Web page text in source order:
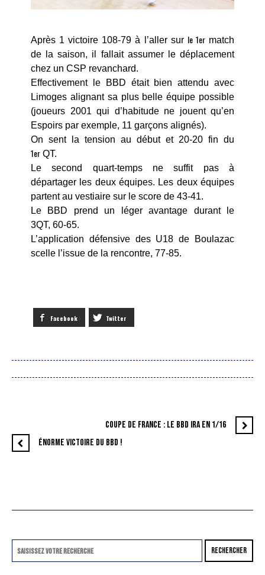
Après 1 victoire 108-79 à l’aller sur le 1ermatch
de la saison, il fallait assumer le déplacement
chez un CSP revanchard.
Effectivement le BBD était bien attendu avec
Limoges alignant sa plus belle équipe possible
(joueurs 2001 qui d’habitude ne jouent qu’en
Espoirs par exemple, 11 garçons alignés).
On sent la tension au début et 20-20 fin du
1er QT.
Le second quart-temps ne suffit pas à
départager les deux équipes. Les deux équipes
partent au vestiaire sur le score de 43-41.
Le BBD prend un léger avantage durant le
3QT, 60-65.
L’application défensive des U18 de Boulazac
scelle l’issue de la rencontre, 77-85.
Facebook Twitter
COUPE DE FRANCE : LE BBD IRA EN 1/16
ÉNORME VICTOIRE DU BBD !
RECHERCHER